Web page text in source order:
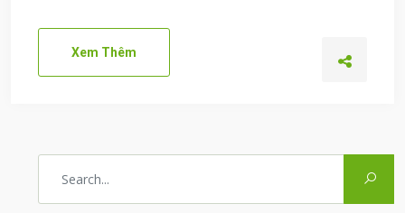
Xem Thêm